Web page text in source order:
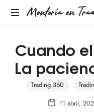
Mentoría en
Cuando
La
Trading 360
11 abril,